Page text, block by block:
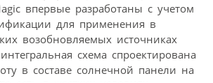
впервые разработаны с учетом
для применения в
возобновляемых источниках
схема спроектирована
в составе солнечной панели на